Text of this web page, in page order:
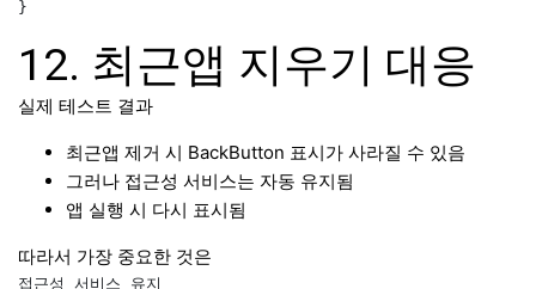
12. 최근앱 지우기 대응
실제 테스트 결과
최근앱 제거 시 BackButton 표시가 사라질 수 있음
그러나 접근성 서비스는 자동 유지됨
앱 실행 시 다시 표시됨
따라서 가장 중요한 것은